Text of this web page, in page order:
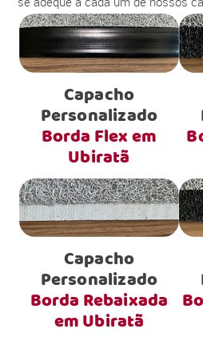
Capacho
Personalizado
Borda Flex em
Ubiratã
Capacho
Personalizado
Borda Rebaixada
em Ubiratã